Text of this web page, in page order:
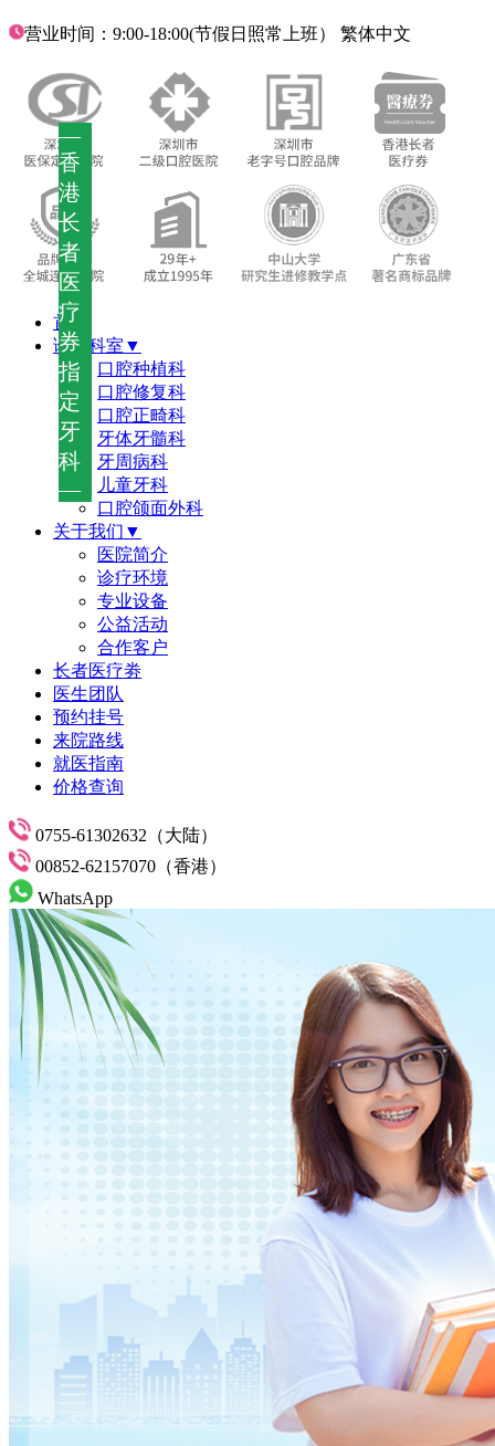
—
香
港
长
者
医
疗
券
指
定
牙
科
—
营业时间：9:00-18:00(节假日照常上班） 繁体中文
首页
诊疗科室▼
口腔种植科
口腔修复科
口腔正畸科
牙体牙髓科
牙周病科
儿童牙科
口腔颌面外科
关于我们▼
医院简介
诊疗环境
专业设备
公益活动
合作客户
长者医疗劵
医生团队
预约挂号
来院路线
就医指南
价格查询
0755-61302632（大陆）
00852-62157070（香港）
WhatsApp